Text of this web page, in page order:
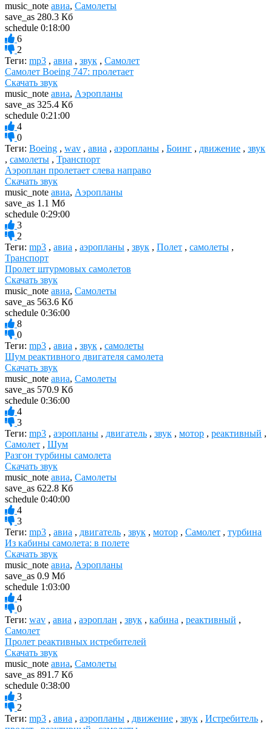
music_note авиа, Самолеты
save_as 280.3 Кб
schedule 0:18:00
6
2
Теги: mp3 , авиа , звук , Самолет
Самолет Boeing 747: пролетает
Скачать звук
music_note авиа, Аэропланы
save_as 325.4 Кб
schedule 0:21:00
4
0
Теги: Boeing , wav , авиа , аэропланы , Боинг , движение , звук
, самолеты , Транспорт
Аэроплан пролетает слева направо
Скачать звук
music_note авиа, Аэропланы
save_as 1.1 Мб
schedule 0:29:00
3
2
Теги: mp3 , авиа , аэропланы , звук , Полет , самолеты ,
Транспорт
Пролет штурмовых самолетов
Скачать звук
music_note авиа, Самолеты
save_as 563.6 Кб
schedule 0:36:00
8
0
Теги: mp3 , авиа , звук , самолеты
Шум реактивного двигателя самолета
Скачать звук
music_note авиа, Самолеты
save_as 570.9 Кб
schedule 0:36:00
4
3
Теги: mp3 , аэропланы , двигатель , звук , мотор , реактивный ,
Самолет , Шум
Разгон турбины самолета
Скачать звук
music_note авиа, Самолеты
save_as 622.8 Кб
schedule 0:40:00
4
3
Теги: mp3 , авиа , двигатель , звук , мотор , Самолет , турбина
Из кабины самолета: в полете
Скачать звук
music_note авиа, Аэропланы
save_as 0.9 Мб
schedule 1:03:00
4
0
Теги: wav , авиа , аэроплан , звук , кабина , реактивный ,
Самолет
Пролет реактивных истребителей
Скачать звук
music_note авиа, Самолеты
save_as 891.7 Кб
schedule 0:38:00
3
2
Теги: mp3 , авиа , аэропланы , движение , звук , Истребитель ,